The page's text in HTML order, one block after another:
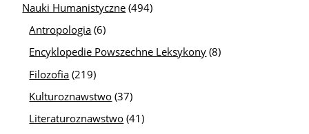
Nauki Humanistyczne (494)
Antropologia (6)
Encyklopedie Powszechne Leksykony (8)
Filozofia (219)
Kulturoznawstwo (37)
Literaturoznawstwo (41)